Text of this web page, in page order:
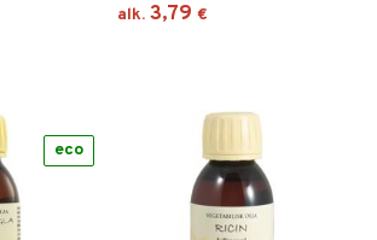
alk. 3,79 €
eco